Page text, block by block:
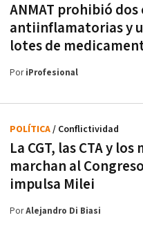
ANMAT prohibió dos
antiinflamatorias y
lotes de
PoriProfesional
La CGT, las CTA y
marchan al
impulsa Milei
POLÍTICA/ Conflictividad
PorAlejandro Di Biasi